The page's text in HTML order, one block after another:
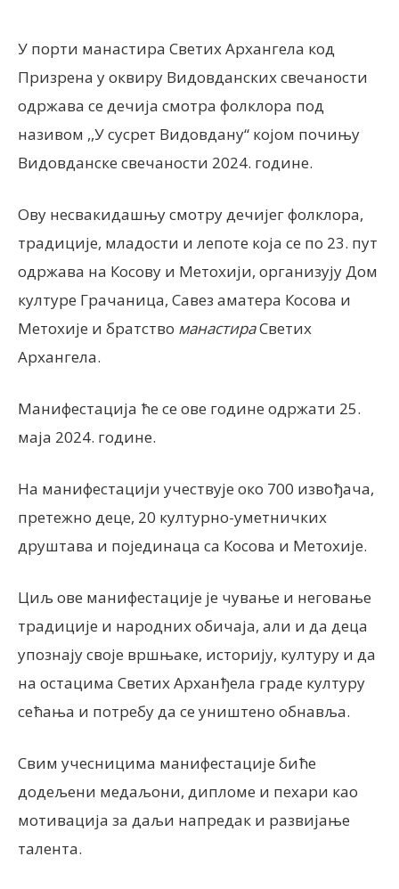
У порти манастира Светих Архангела код
Призрена у оквиру Видовданских свечаности
одржава се дечија смотра фолклора под
називом ,,У сусрет Видовдану“ којом почињу
Видовданске свечаности 2024. године.
Ову несвакидашњу смотру дечијег фолклора,
традиције, младости и лепоте која се по 23. пут
одржава на Косову и Метохији, организују Дом
културе Грачаница, Савез аматера Косова и
Метохије и братство манастираСветих
Архангела.
Манифестација ће се ове године одржати 25.
маја 2024. године.
На манифестацији учествује око 700 извођача,
претежно деце, 20 културно-уметничких
друштава и појединаца са Косова и Метохије.
Циљ ове манифестације је чување и неговање
традиције и народних обичаја, али и да деца
упознају своје вршњаке, историју, културу и да
на остацима Светих Арханђела граде културу
сећања и потребу да се уништено обнавља.
Свим учесницима манифестације биће
додељени медаљони, дипломе и пехари као
мотивација за даљи напредак и развијање
талента.